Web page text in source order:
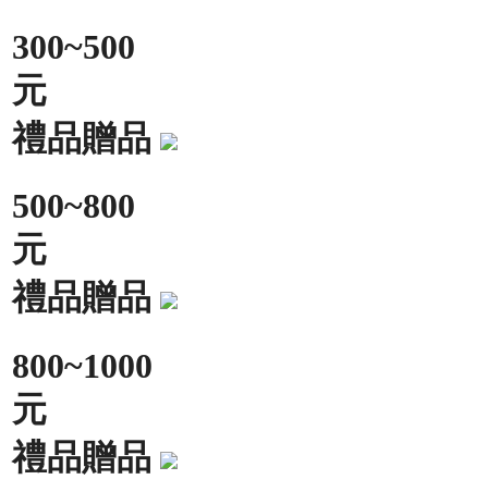
300~500
元
禮品贈品
500~800
元
禮品贈品
800~1000
元
禮品贈品